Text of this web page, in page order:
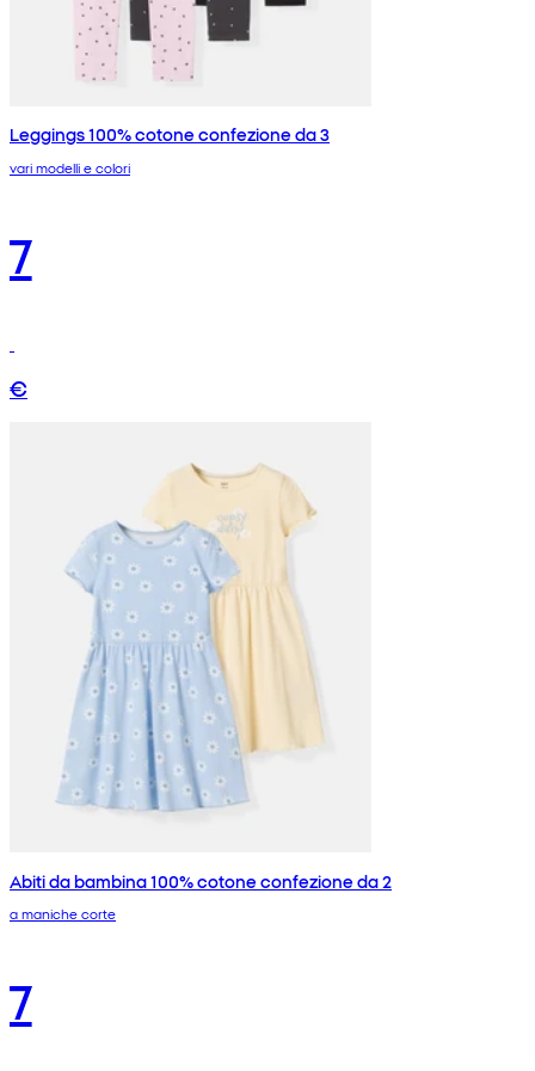
Leggings 100% cotone confezione da 3
vari modelli e colori
7
€
Abiti da bambina 100% cotone confezione da 2
a maniche corte
7